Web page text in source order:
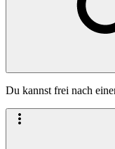
Du kannst frei nach